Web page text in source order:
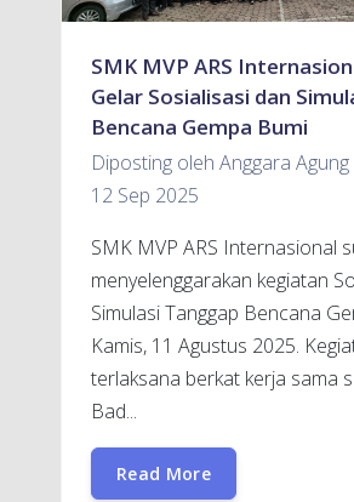
SMK MVP ARS
Gelar Sosialisasi dan
Bencana Gempa Bumi
Diposting oleh Anggara Agung
12 Sep 2025
SMK MVP ARS Internasional
menyelenggarakan kegiatan
Simulasi Tanggap Bencana
Kamis, 11 Agustus 2025.
terlaksana berkat kerja sama
Bad...
Read More